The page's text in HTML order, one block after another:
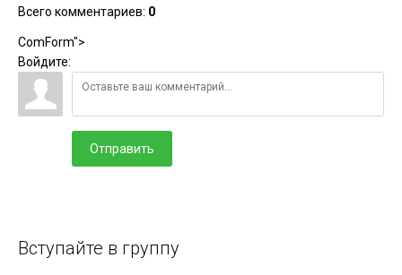
Всего комментариев: 0
ComForm">
Войдите:
Отправить
Вступайте в группу